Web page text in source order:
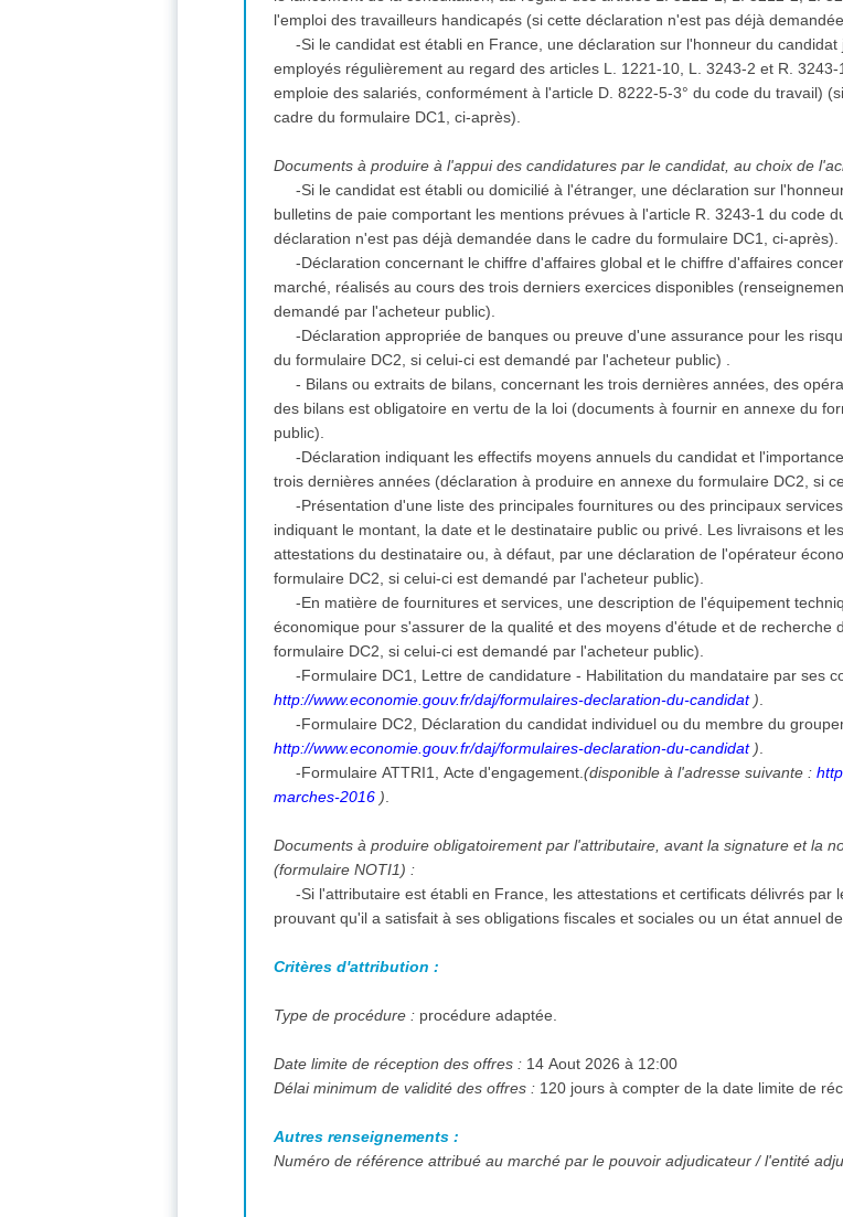
l'emploi des travailleurs handicapés (si cette déclaration n'est pas déjà
-Si le candidat est établi en France, une déclaration sur l'honneur du
employés régulièrement au regard des articles L. 1221-10, L. 3243-2 et R.
emploie des salariés, conformément à l'article D. 8222-5-3° du code du travail)
cadre du formulaire DC1, ci-après).
Documents à produire à l'appui des candidatures par le candidat, au choix de
-Si le candidat est établi ou domicilié à l'étranger, une déclaration sur
bulletins de paie comportant les mentions prévues à l'article R. 3243-1 du code
déclaration n'est pas déjà demandée dans le cadre du formulaire DC1, ci-après).
-Déclaration concernant le chiffre d'affaires global et le chiffre d'affaires
marché, réalisés au cours des trois derniers exercices disponibles
demandé par l'acheteur public).
-Déclaration appropriée de banques ou preuve d'une assurance pour les
du formulaire DC2, si celui-ci est demandé par l'acheteur public) .
- Bilans ou extraits de bilans, concernant les trois dernières années, des
des bilans est obligatoire en vertu de la loi (documents à fournir en annexe du
public).
-Déclaration indiquant les effectifs moyens annuels du candidat et
trois dernières années (déclaration à produire en annexe du formulaire DC2, si
-Présentation d'une liste des principales fournitures ou des principaux
indiquant le montant, la date et le destinataire public ou privé. Les livraisons et
attestations du destinataire ou, à défaut, par une déclaration de l'opérateur
formulaire DC2, si celui-ci est demandé par l'acheteur public).
-En matière de fournitures et services, une description de l'équipement
économique pour s'assurer de la qualité et des moyens d'étude et de
formulaire DC2, si celui-ci est demandé par l'acheteur public).
-Formulaire DC1, Lettre de candidature - Habilitation du mandataire par ses
http://www.economie.gouv.fr/daj/formulaires-declaration-du-candidat)
-Formulaire DC2, Déclaration du candidat individuel ou du membre du
http://www.economie.gouv.fr/daj/formulaires-declaration-du-candidat)
-Formulaire ATTRI1, Acte d'engagement.(disponible à l'adresse suivante :
marches-2016 )
Documents à produire obligatoirement par l'attributaire, avant la signature et la
(formulaire NOTI1) :
-Si l'attributaire est établi en France, les attestations et certificats délivrés par
prouvant qu'il a satisfait à ses obligations fiscales et sociales ou un état annuel
Critères d'attribution :
Type de procédure : procédure adaptée.
Date limite de réception des offres : 14 Aout 2026 à 12:00
Délai minimum de validité des offres :
120
Autres renseignements :
Numéro de référence attribué au marché par le pouvoir adjudicateur / l'entité